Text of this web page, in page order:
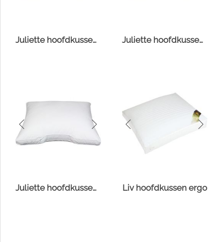
Juliette hoofdkussen Comfort-O-Bol Juliette hoofdkussen Fiberdaun
Juliette hoofdkussen Suprelle® Protect Liv hoofdkussen ergo